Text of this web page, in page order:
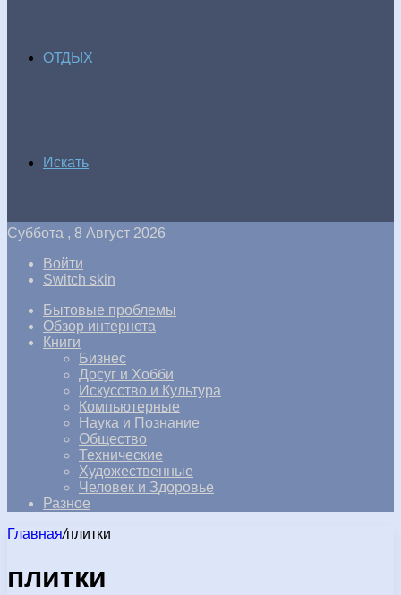
ОТДЫХ
Искать
Суббота , 8 Август 2026
Войти
Switch skin
Бытовые проблемы
Обзор интернета
Книги
Бизнес
Досуг и Хобби
Искусство и Культура
Компьютерные
Наука и Познание
Общество
Технические
Художественные
Человек и Здоровье
Разное
Главная/плитки
плитки